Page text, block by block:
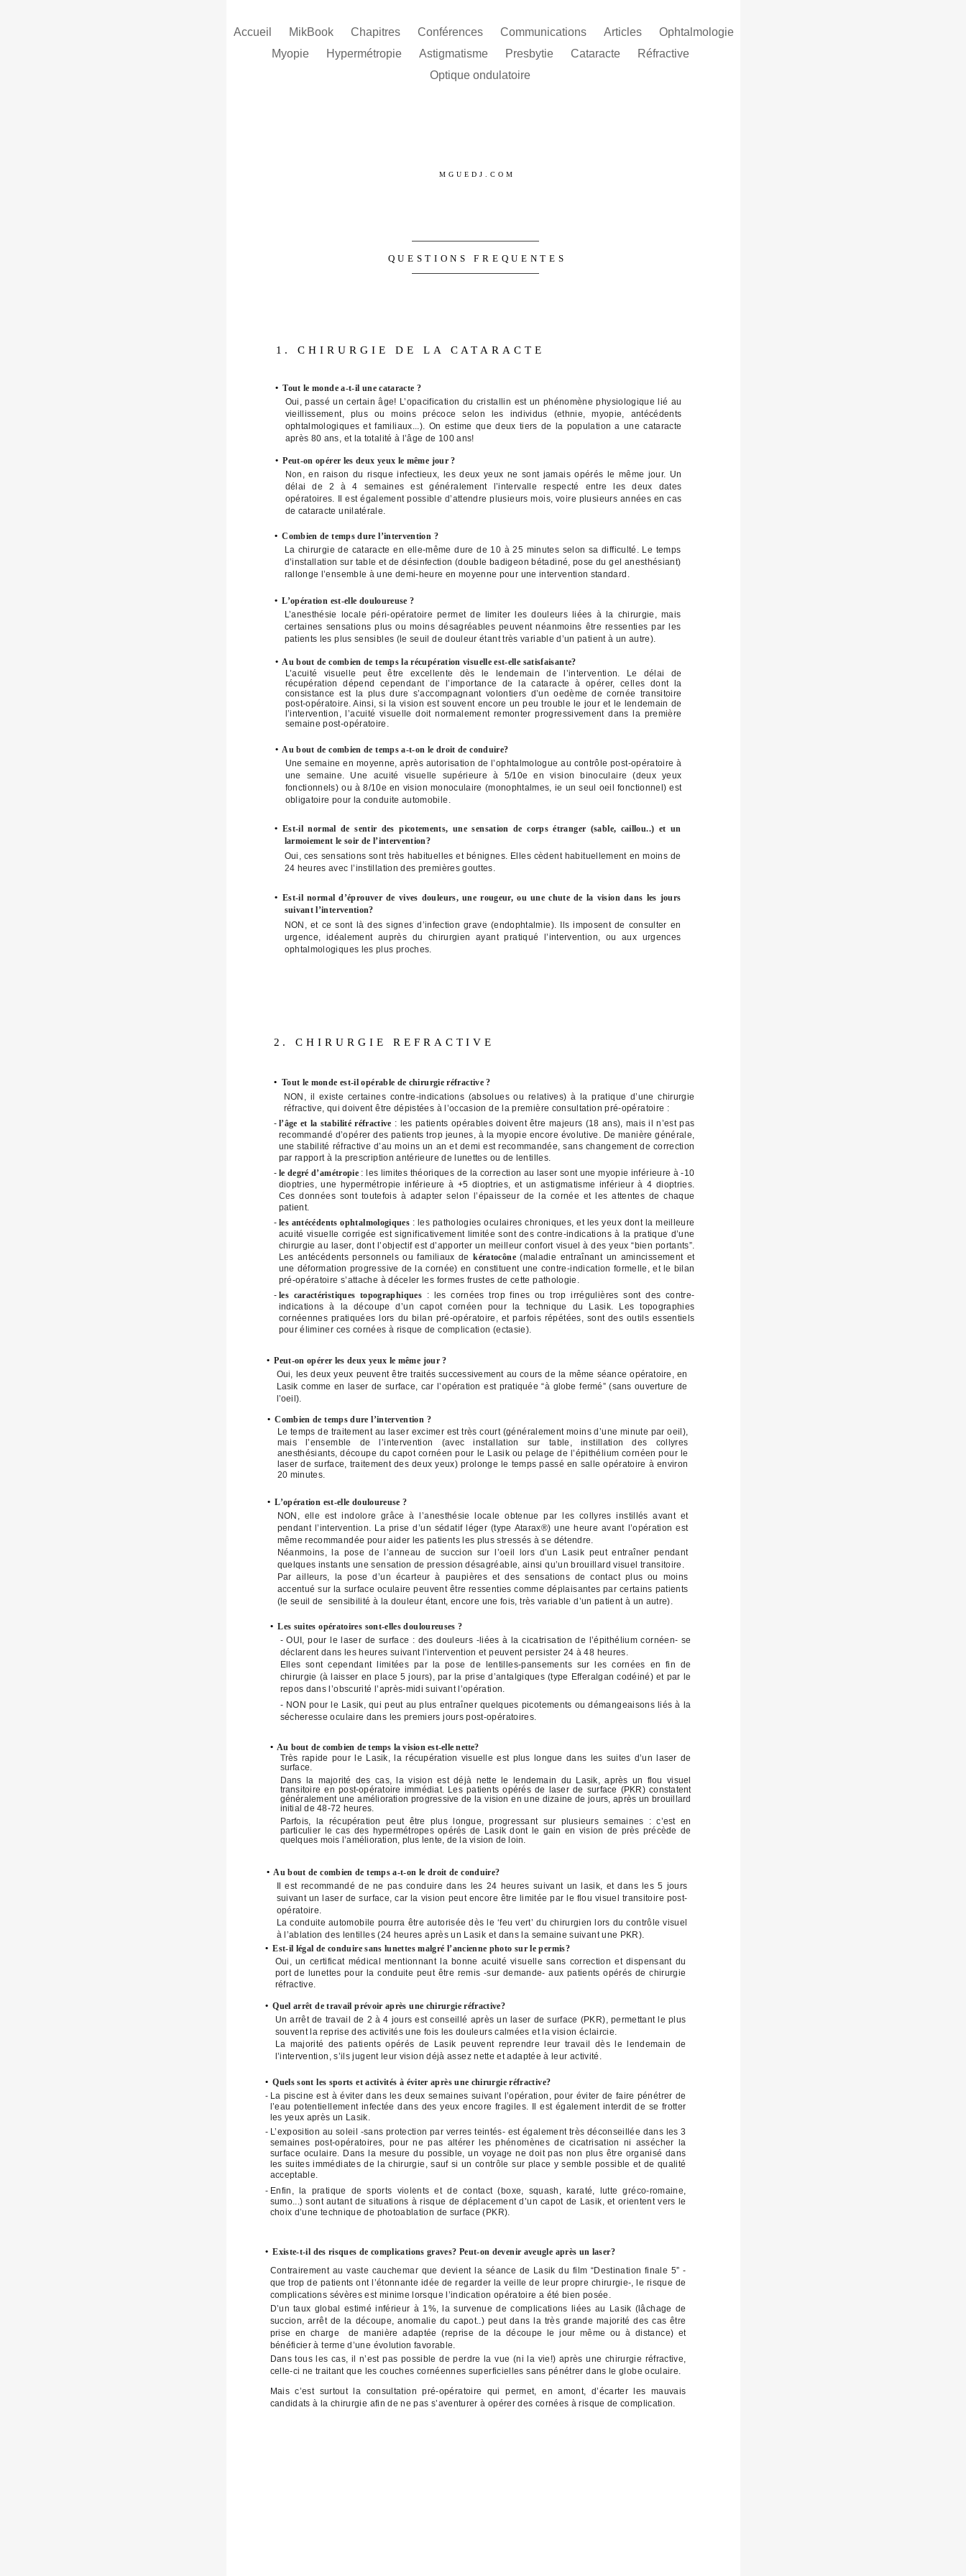
Accueil MikBook Chapitres Conférences Communications Articles
Ophtalmologie
Myopie
Hypermétropie Astigmatisme Presbytie Cataracte
Réfractive
Optique ondulatoire
MGUEDJ.COM
1. CHIRURGIE DE LA CATARACTE
QUESTIONS FREQUENTES
• Combien de temps dure l’intervention ?
La chirurgie de cataracte en elle-même dure de 10 à 25 minutes selon sa difficulté. Le temps
d’installation sur table et de désinfection (double badigeon bétadiné, pose du gel anesthésiant)
rallonge l’ensemble à une demi-heure en moyenne pour une intervention standard.
• Peut-on opérer les deux yeux le même jour ?
Non, en raison du risque infectieux, les deux yeux ne sont jamais opérés le même jour. Un
délai de 2 à 4 semaines est généralement l’intervalle respecté entre les deux dates
opératoires. Il est également possible d’attendre plusieurs mois, voire plusieurs années en cas
de cataracte unilatérale.
• Tout le monde a-t-il une cataracte ?
Oui, passé un certain âge! L’opacification du cristallin est un phénomène physiologique lié au
vieillissement, plus ou moins précoce selon les individus (ethnie, myopie, antécédents
ophtalmologiques et familiaux...). On estime que deux tiers de la population a une cataracte
après 80 ans, et la totalité à l’âge de 100 ans!
• L’opération est-elle douloureuse ?
L’anesthésie locale péri-opératoire permet de limiter les douleurs liées à la chirurgie, mais
certaines sensations plus ou moins désagréables peuvent néanmoins être ressenties par les
patients les plus sensibles (le seuil de douleur étant très variable d’un patient à un autre).
• Au bout de combien de temps la récupération visuelle est-elle satisfaisante?
L’acuité visuelle peut être excellente dès le lendemain de l’intervention. Le délai de
récupération dépend cependant de l’importance de la cataracte à opérer, celles dont la
consistance est la plus dure s’accompagnant volontiers d’un oedème de cornée transitoire
post-opératoire. Ainsi, si la vision est souvent encore un peu trouble le jour et le lendemain de
l’intervention, l’acuité visuelle doit normalement remonter progressivement dans la première
semaine post-opératoire.
• Au bout de combien de temps a-t-on le droit de conduire?
Une semaine en moyenne, après autorisation de l’ophtalmologue au contrôle post-opératoire à
une semaine. Une acuité visuelle supérieure à 5/10e en vision binoculaire (deux yeux
fonctionnels) ou à 8/10e en vision monoculaire (monophtalmes, ie un seul oeil fonctionnel) est
obligatoire pour la conduite automobile.
• Est-il normal de sentir des picotements, une sensation de corps étranger (sable, caillou..) et un
larmoiement le soir de l’intervention?
Oui, ces sensations sont très habituelles et bénignes. Elles cèdent habituellement en moins de
24 heures avec l’instillation des premières gouttes.
• Est-il normal d’éprouver de vives douleurs, une rougeur, ou une chute de la vision dans les jours
suivant l’intervention?
NON, et ce sont là des signes d’infection grave (endophtalmie). Ils imposent de consulter en
urgence, idéalement auprès du chirurgien ayant pratiqué l’intervention, ou aux urgences
ophtalmologiques les plus proches.
2. CHIRURGIE REFRACTIVE
• Tout le monde est-il opérable de chirurgie réfractive ?
NON, il existe certaines contre-indications (absolues ou relatives) à la pratique d’une chirurgie
réfractive, qui doivent être dépistées à l’occasion de la première consultation pré-opératoire :
- l’âge et la stabilité réfractive : les patients opérables doivent être majeurs (18 ans), mais il n’est pas
recommandé d’opérer des patients trop jeunes, à la myopie encore évolutive. De manière générale,
une stabilité réfractive d’au moins un an et demi est recommandée, sans changement de correction
par rapport à la prescription antérieure de lunettes ou de lentilles.
- le degré d’amétropie : les limites théoriques de la correction au laser sont une myopie inférieure à -10
dioptries, une hypermétropie inférieure à +5 dioptries, et un astigmatisme inférieur à 4 dioptries.
Ces données sont toutefois à adapter selon l’épaisseur de la cornée et les attentes de chaque
patient.
- les antécédents ophtalmologiques : les pathologies oculaires chroniques, et les yeux dont la meilleure
acuité visuelle corrigée est significativement limitée sont des contre-indications à la pratique d’une
chirurgie au laser, dont l’objectif est d’apporter un meilleur confort visuel à des yeux “bien portants”.
Les antécédents personnels ou familiaux dekératocône(maladie entraînant un amincissement et
une déformation progressive de la cornée) en constituent une contre-indication formelle, et le bilan
pré-opératoire s’attache à déceler les formes frustes de cette pathologie.
- les caractéristiques topographiques : les cornées trop fines ou trop irrégulières sont des contre-
indications à la découpe d’un capot cornéen pour la technique du Lasik. Les topographies
cornéennes pratiquées lors du bilan pré-opératoire, et parfois répétées, sont des outils essentiels
pour éliminer ces cornées à risque de complication (ectasie).
• Combien de temps dure l’intervention ?
Le temps de traitement au laser excimer est très court (généralement moins d’une minute par oeil),
mais l’ensemble de l’intervention (avec installation sur table, instillation des collyres
anesthésiants, découpe du capot cornéen pour le Lasik ou pelage de l’épithélium cornéen pour le
laser de surface, traitement des deux yeux) prolonge le temps passé en salle opératoire à environ
20 minutes.
• L’opération est-elle douloureuse ?
NON, elle est indolore grâce à l’anesthésie locale obtenue par les collyres instillés avant et
pendant l’intervention. La prise d’un sédatif léger (type Atarax®) une heure avant l’opération est
même recommandée pour aider les patients les plus stressés à se détendre.
Néanmoins, la pose de l’anneau de succion sur l’oeil lors d’un Lasik peut entraîner pendant
quelques instants une sensation de pression désagréable, ainsi qu’un brouillard visuel transitoire.
Par ailleurs, la pose d’un écarteur à paupières et des sensations de contact plus ou moins
accentué sur la surface oculaire peuvent être ressenties comme déplaisantes par certains patients
(le seuil de sensibilité à la douleur étant, encore une fois, très variable d’un patient à un autre).
• Les suites opératoires sont-elles douloureuses ?
- OUI, pour le laser de surface : des douleurs -liées à la cicatrisation de l’épithélium cornéen- se
déclarent dans les heures suivant l’intervention et peuvent persister 24 à 48 heures.
Elles sont cependant limitées par la pose de lentilles-pansements sur les cornées en fin de
chirurgie (à laisser en place 5 jours), par la prise d’antalgiques (type Efferalgan codéiné) et par le
repos dans l’obscurité l’après-midi suivant l’opération.
- NON pour le Lasik, qui peut au plus entraîner quelques picotements ou démangeaisons liés à la
sécheresse oculaire dans les premiers jours post-opératoires.
• Au bout de combien de temps la vision est-elle nette?
Très rapide pour le Lasik, la récupération visuelle est plus longue dans les suites d’un laser de
surface.
Dans la majorité des cas, la vision est déjà nette le lendemain du Lasik, après un flou visuel
transitoire en post-opératoire immédiat. Les patients opérés de laser de surface (PKR) constatent
généralement une amélioration progressive de la vision en une dizaine de jours, après un brouillard
initial de 48-72 heures.
Parfois, la récupération peut être plus longue, progressant sur plusieurs semaines : c’est en
particulier le cas des hypermétropes opérés de Lasik dont le gain en vision de près précède de
quelques mois l’amélioration, plus lente, de la vision de loin.
• Peut-on opérer les deux yeux le même jour ?
Oui, les deux yeux peuvent être traités successivement au cours de la même séance opératoire, en
Lasik comme en laser de surface, car l’opération est pratiquée “à globe fermé” (sans ouverture de
l’oeil).
• Au bout de combien de temps a-t-on le droit de conduire?
Il est recommandé de ne pas conduire dans les 24 heures suivant un lasik, et dans les 5 jours
suivant un laser de surface, car la vision peut encore être limitée par le flou visuel transitoire post-
opératoire.
La conduite automobile pourra être autorisée dès le ‘feu vert’ du chirurgien lors du contrôle visuel
à l’ablation des lentilles (24 heures après un Lasik et dans la semaine suivant une PKR).
• Est-il légal de conduire sans lunettes malgré l’ancienne photo sur le permis?
Oui, un certificat médical mentionnant la bonne acuité visuelle sans correction et dispensant du
port de lunettes pour la conduite peut être remis -sur demande- aux patients opérés de chirurgie
réfractive.
• Quel arrêt de travail prévoir après une chirurgie réfractive?
Un arrêt de travail de 2 à 4 jours est conseillé après un laser de surface (PKR), permettant le plus
souvent la reprise des activités une fois les douleurs calmées et la vision éclaircie.
La majorité des patients opérés de Lasik peuvent reprendre leur travail dès le lendemain de
l’intervention, s’ils jugent leur vision déjà assez nette et adaptée à leur activité.
• Quels sont les sports et activités à éviter après une chirurgie réfractive?
- La piscine est à éviter dans les deux semaines suivant l’opération, pour éviter de faire pénétrer de
l’eau potentiellement infectée dans des yeux encore fragiles. Il est également interdit de se frotter
les yeux après un Lasik.
- L’exposition au soleil -sans protection par verres teintés- est également très déconseillée dans les 3
semaines post-opératoires, pour ne pas altérer les phénomènes de cicatrisation ni assécher la
surface oculaire. Dans la mesure du possible, un voyage ne doit pas non plus être organisé dans
les suites immédiates de la chirurgie, sauf si un contrôle sur place y semble possible et de qualité
acceptable.
- Enfin, la pratique de sports violents et de contact (boxe, squash, karaté, lutte gréco-romaine,
sumo...) sont autant de situations à risque de déplacement d’un capot de Lasik, et orientent vers le
choix d’une technique de photoablation de surface (PKR).
• Existe-t-il des risques de complications graves? Peut-on devenir aveugle après un laser?
Contrairement au vaste cauchemar que devient la séance de Lasik du film “Destination finale 5” -
que trop de patients ont l’étonnante idée de regarder la veille de leur propre chirurgie-, le risque de
complications sévères est minime lorsque l’indication opératoire a été bien posée.
D’un taux global estimé inférieur à 1%, la survenue de complications liées au Lasik (lâchage de
succion, arrêt de la découpe, anomalie du capot..) peut dans la très grande majorité des cas être
prise en charge de manière adaptée (reprise de la découpe le jour même ou à distance) et
bénéficier à terme d’une évolution favorable.
Dans tous les cas, il n’est pas possible de perdre la vue (ni la vie!) après une chirurgie réfractive,
celle-ci ne traitant que les couches cornéennes superficielles sans pénétrer dans le globe oculaire.
Mais c’est surtout la consultation pré-opératoire qui permet, en amont, d’écarter les mauvais
candidats à la chirurgie afin de ne pas s’aventurer à opérer des cornées à risque de complication.